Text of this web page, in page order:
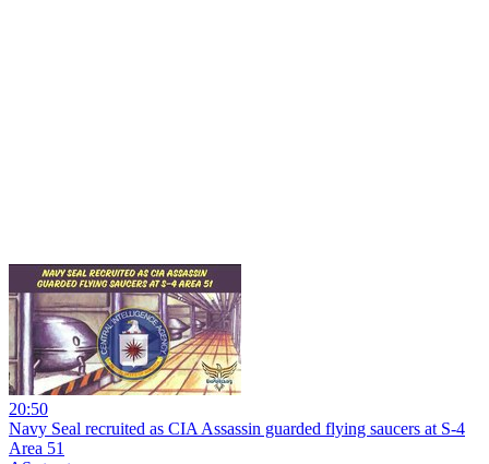
20:50
Navy Seal recruited as CIA Assassin guarded flying saucers at S-4
Area 51